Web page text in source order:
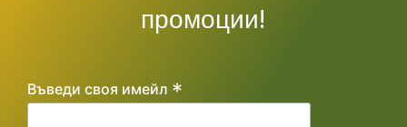
промоции!
Въведи своя имейл *